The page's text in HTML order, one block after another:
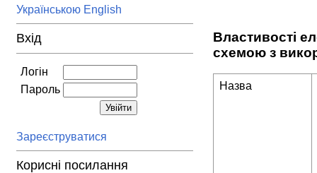
Українською English
Вхід
Логін
Пароль
Зареєструватися
Корисні посилання
Властивості
схемою з
Назва